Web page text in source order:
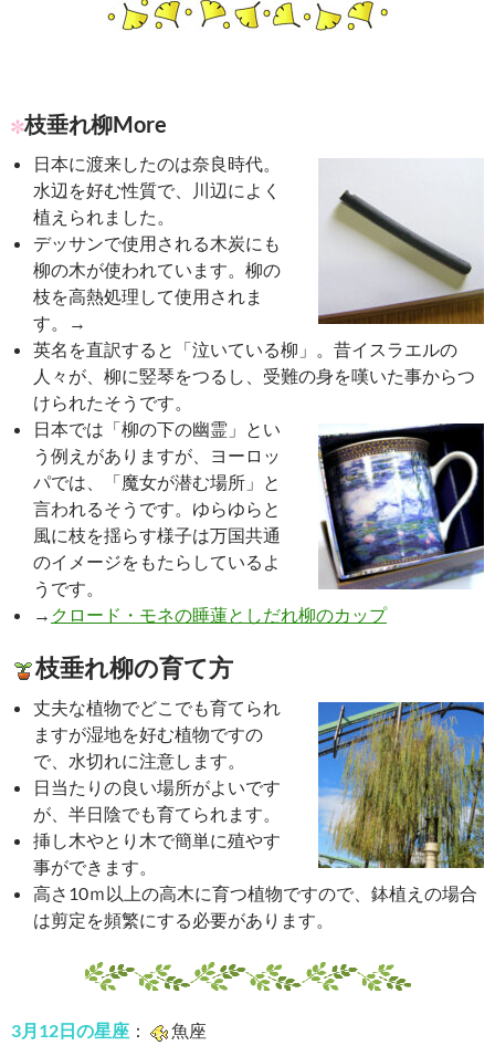
枝垂れ柳More
日本に渡来したのは奈良時代。
水辺を好む性質で、川辺によく
植えられました。
デッサンで使用される木炭にも
柳の木が使われています。柳の
枝を高熱処理して使用されま
す。→
英名を直訳すると「泣いている柳」。昔イスラエルの
人々が、柳に竪琴をつるし、受難の身を嘆いた事からつ
けられたそうです。
日本では「柳の下の幽霊」とい
う例えがありますが、ヨーロッ
パでは、「魔女が潜む場所」と
言われるそうです。ゆらゆらと
風に枝を揺らす様子は万国共通
のイメージをもたらしているよ
うです。
→ クロード・モネの睡蓮としだれ柳のカップ
枝垂れ柳の育て方
丈夫な植物でどこでも育てられ
ますが湿地を好む植物ですの
で、水切れに注意します。
日当たりの良い場所がよいです
が、半日陰でも育てられます。
挿し木やとり木で簡単に殖やす
事ができます。
高さ10ｍ以上の高木に育つ植物ですので、鉢植えの場合
は剪定を頻繁にする必要があります。
3月12日の星座 ： 魚座